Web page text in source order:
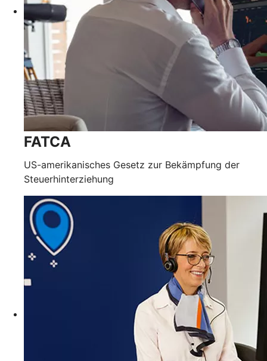
FATCA
US-amerikanisches Gesetz zur Bekämpfung der
Steuerhinterziehung